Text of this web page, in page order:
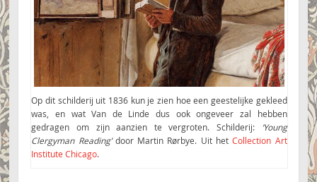
Op dit schilderij uit 1836 kun je zien hoe een geestelijke gekleed
was, en wat Van de Linde dus ook ongeveer zal hebben
gedragen om zijn aanzien te vergroten. Schilderij: ‘Young
Clergyman Reading’door Martin Rørbye. Uit hetCollection Art
Institute Chicago.